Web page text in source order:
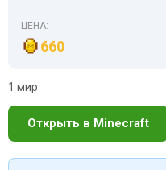
ЦЕНА:
660
1 мир
Открыть в Minecraft